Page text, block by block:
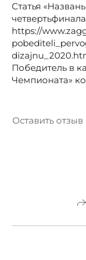
Статья
https://
Победитель в
Чемпионата»
Оставить отзыв